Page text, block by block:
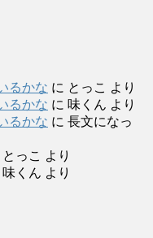
るかな に とっこ より
るかな に 味くん より
るかな に 長文になっ
とっこ より
味くん より